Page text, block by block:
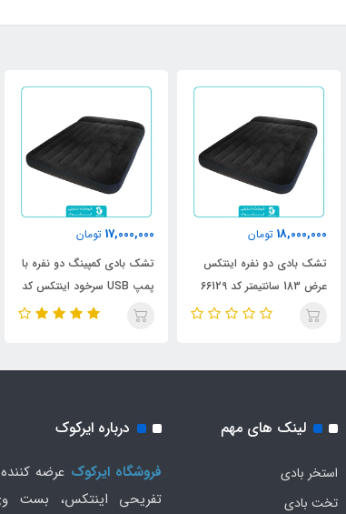
18,000,000 تومان
تشک بادی دو نفره اینتکس
عرض 183 سانتیمتر کد 66129
17,000,000 تومان
تشک بادی کمپینگ دو نفره با
پمپ USB سرخود اینتکس کد
66128
لینک های مهم
استخر بادی
تخت بادی
درباره ایرکوک
فروشگاه ایرکوک عرضه
تفریحی اینتکس، بست